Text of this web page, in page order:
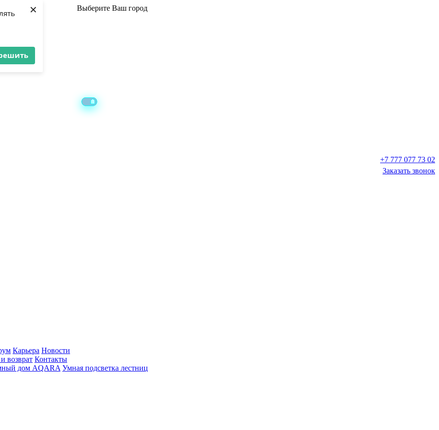
× Выберите Ваш город
+7 777 077 73 02
Заказать звонок
Карьера Новости
возврат Контакты
дом AQARA Умная подсветка лестниц